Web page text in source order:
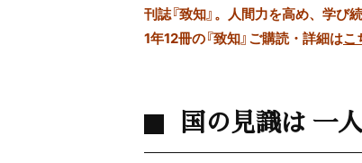
刊誌『致知』。人間力を高め、学び
1年12冊の『致知』ご購読・詳細はこ
国の見識は 一